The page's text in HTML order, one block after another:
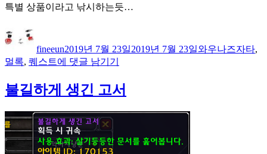
특별 상품이라고 낚시하는듯…
이
fineeun일
자
2019년 7월 23일2019년 7월 23일고
와우나즈자타,
멀록, 퀘스트특
상
품:
도
둑
맞
은
에 댓글 남기기
불길하게 생긴 고서